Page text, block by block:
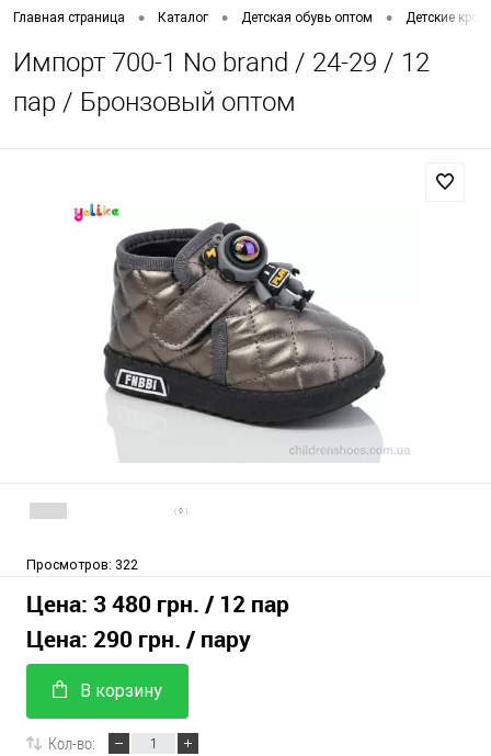
Главная страница • Каталог • Детская обувь оптом • Детские
Импорт 700-1 No brand / 24-29 / 12
пар / Бронзовый оптом
( 0 )
Просмотров: 322
Цена: 3 480 грн. / 12 пар
Цена: 290 грн. / пару
В корзину
Кол-во: